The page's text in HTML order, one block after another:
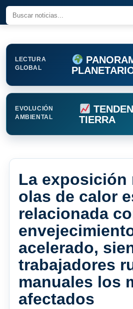
LECTURA
GLOBAL
EVOLUCIÓN
AMBIENTAL
TIERRA
La exposición
olas de calor
relacionada
acelerado,
trabajadores
manuales los
afectados